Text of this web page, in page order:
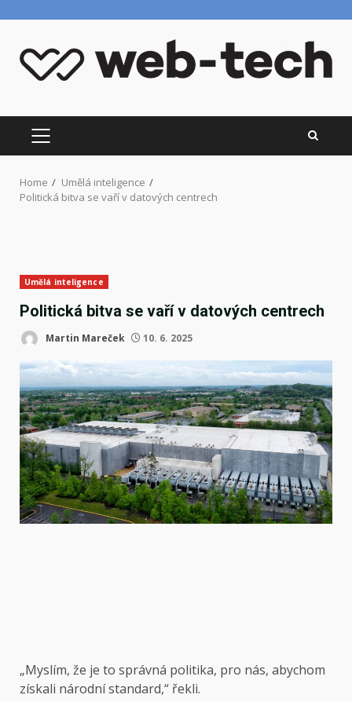
content
PRIMARY
MENU
Home
Umělá inteligence
Politická bitva se vaří v datových centrech
Umělá inteligence
Politická bitva se vaří v datových centrech
Martin Mareček 10. 6. 2025
„Myslím, že je to správná politika, pro nás, abychom
získali národní standard,“ řekli.